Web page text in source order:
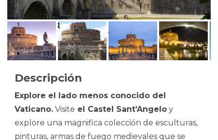
Descripción
Explore el lado menos conocido del
Vaticano. Visite el Castel Sant’Angelo y
explore una magnifica colección de esculturas,
pinturas, armas de fuego medievales que se